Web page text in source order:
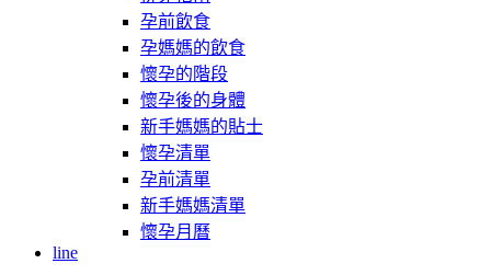
孕前飲食
孕媽媽的飲食
懷孕的階段
懷孕後的身體
新手媽媽的貼士
懷孕清單
孕前清單
新手媽媽清單
懷孕月曆
line